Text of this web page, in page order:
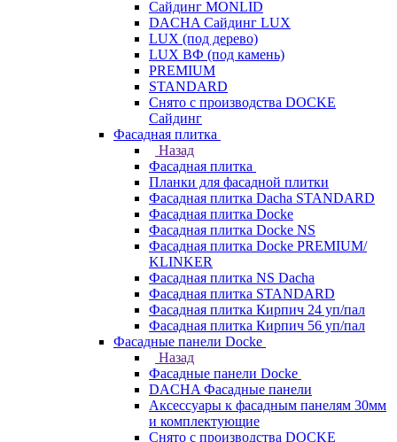
Cайдинг MONLID
DACHA Сайдинг LUX
LUX (под дерево)
LUX ВФ (под камень)
PREMIUM
STANDARD
Снято с производства DOCKE
Сайдинг
Фасадная плитка
Назад
Фасадная плитка
Планки для фасадной плитки
Фасадная плитка Dacha STANDARD
Фасадная плитка Docke
Фасадная плитка Docke NS
Фасадная плитка Docke PREMIUM/
KLINKER
Фасадная плитка NS Dacha
Фасадная плитка STANDARD
Фасадная плитка Кирпич 24 уп/пал
Фасадная плитка Кирпич 56 уп/пал
Фасадные панели Docke
Назад
Фасадные панели Docke
DACHA Фасадные панели
Аксессуары к фасадным панелям 30мм
и комплектующие
Снято с производства DOCKE